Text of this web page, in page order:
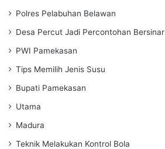
Polres Pelabuhan Belawan
Desa Percut Jadi Percontohan Bersinar
PWI Pamekasan
Tips Memilih Jenis Susu
Bupati Pamekasan
Utama
Madura
Teknik Melakukan Kontrol Bola